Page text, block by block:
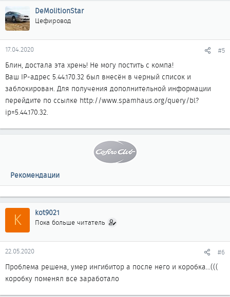
DeMolitionStar
Цефировод
17.04.2020 #5
Блин, достала эта хрень! Не могу постить с компа!
Ваш IP-адрес 5.44.170.32 был внесён в черный список и
заблокирован. Для получения дополнительной информации
перейдите по ссылке http://www.spamhaus.org/query/bl?
ip=5.44.170.32.
Рекомендации
K kot9021
Пока больше читатель
22.05.2020 #6
Проблема решена, умер ингибитор а после него и коробка...(((
коробку поменял все заработало